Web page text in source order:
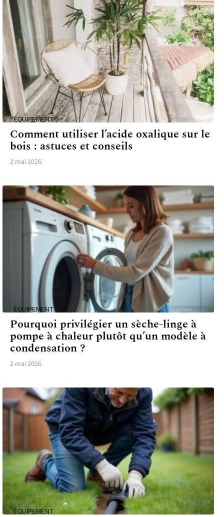
ÉQUIPEMENT
Comment utiliser l’acide oxalique sur le
bois : astuces et conseils
2 mai 2026
ÉQUIPEMENT
Pourquoi privilégier un sèche-linge à
pompe à chaleur plutôt qu’un modèle à
condensation ?
2 mai 2026
ÉQUIPEMENT